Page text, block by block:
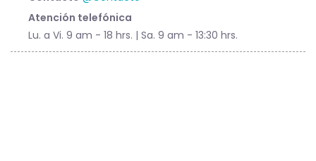
Atención telefónica
Lu. a Vi. 9 am - 18 hrs. | Sa. 9 am - 13:30 hrs.